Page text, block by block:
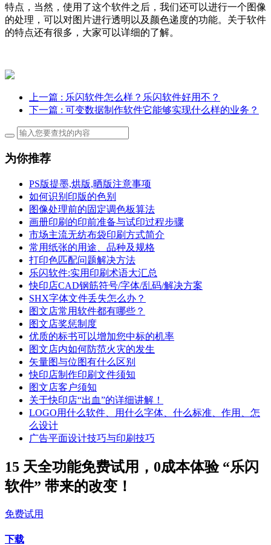
特点，当然，使用了这个软件之后，我们还可以进行一个图像
的处理，可以对图片进行透明以及颜色递度的功能。关于软件
的特点还有很多，大家可以详细的了解。
上一篇 : 乐闪软件怎么样？乐闪软件好用不？
下一篇 : 可变数据制作软件它能够实现什么样的业务？
为你推荐
PS版提墨,烘版,晒版注意事项
如何识别印版的色别
图像处理前的固定调色板算法
画册印刷的印前准备与试印过程步骤
市场主流无纺布袋印刷方式简介
常用纸张的用途、品种及规格
打印色匹配问题解决方法
乐闪软件:实用印刷术语大汇总
快印店CAD钢筋符号/字体/乱码/解决方案
SHX字体文件丢失怎么办？
图文店常用软件都有哪些？
图文店奖惩制度
优质的标书可以增加您中标的机率
图文店内如何防范火灾的发生
矢量图与位图有什么区别
快印店制作印刷文件须知
图文店客户须知
关于快印店“出血”的详细讲解！
LOGO用什么软件、用什么字体、什么标准、作用、怎
么设计
广告平面设计技巧与印刷技巧
15 天全功能免费试用，0成本体验 “乐闪
软件” 带来的改变！
免费试用
下载